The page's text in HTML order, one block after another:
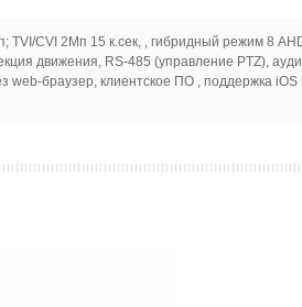
TVI/CVI 2Мп 15 к.сек, , гибридный режим 8
движения, RS-485 (управление PTZ),
web-браузер, клиентское ПО , поддержка iOS